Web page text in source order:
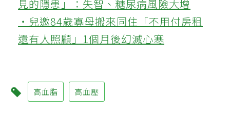
見的隱患」：失智、糖尿病風險大增
‧兒邀84歲寡母搬來同住「不用付房租
還有人照顧」1個月後幻滅心寒
高血脂 高血壓